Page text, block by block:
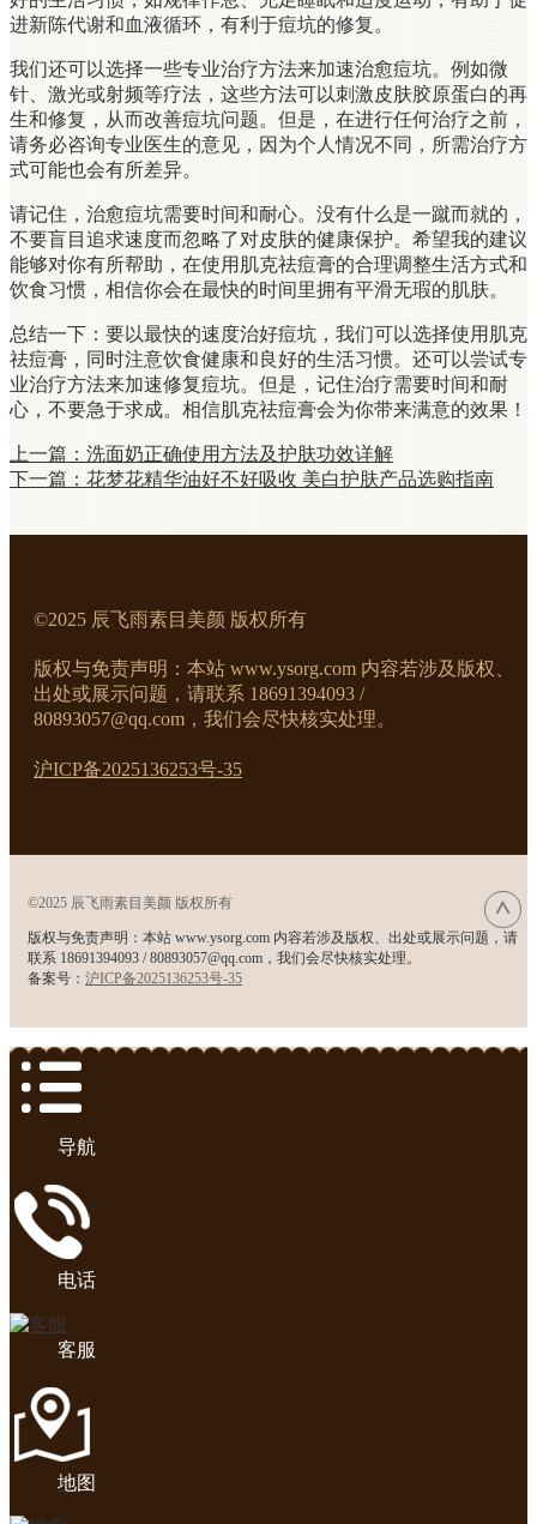
进新陈代谢和血液循环，有利于痘坑的修复。
我们还可以选择一些专业治疗方法来加速治愈痘坑。例如微
针、激光或射频等疗法，这些方法可以刺激皮肤胶原蛋白的再
生和修复，从而改善痘坑问题。但是，在进行任何治疗之前，
请务必咨询专业医生的意见，因为个人情况不同，所需治疗方
式可能也会有所差异。
请记住，治愈痘坑需要时间和耐心。没有什么是一蹴而就的，
不要盲目追求速度而忽略了对皮肤的健康保护。希望我的建议
能够对你有所帮助，在使用肌克祛痘膏的合理调整生活方式和
饮食习惯，相信你会在最快的时间里拥有平滑无瑕的肌肤。
总结一下：要以最快的速度治好痘坑，我们可以选择使用肌克
祛痘膏，同时注意饮食健康和良好的生活习惯。还可以尝试专
业治疗方法来加速修复痘坑。但是，记住治疗需要时间和耐
心，不要急于求成。相信肌克祛痘膏会为你带来满意的效果！
上一篇：洗面奶正确使用方法及护肤功效详解
下一篇：花梦花精华油好不好吸收 美白护肤产品选购指南
©2025 辰飞雨素目美颜 版权所有
版权与免责声明：本站 www.ysorg.com 内容若涉及版权、
出处或展示问题，请联系 18691394093 /
80893057@qq.com，我们会尽快核实处理。
沪ICP备2025136253号-35
©2025 辰飞雨素目美颜 版权所有
版权与免责声明：本站 www.ysorg.com 内容若涉及版权、出处或展示问题，请
联系 18691394093 / 80893057@qq.com，我们会尽快核实处理。
备案号： 沪ICP备2025136253号-35
导航
电话
客服
地图